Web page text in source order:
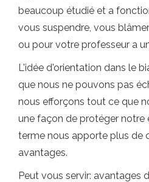
beaucoup étudié et a
vous suspendre, vous
ou pour votre professeur a
L'idée d'orientation dans le
que nous ne pouvons pas
nous efforçons tout ce que
une façon de protéger notre
terme nous apporte plus de
avantages.
Peut vous servir: avantages